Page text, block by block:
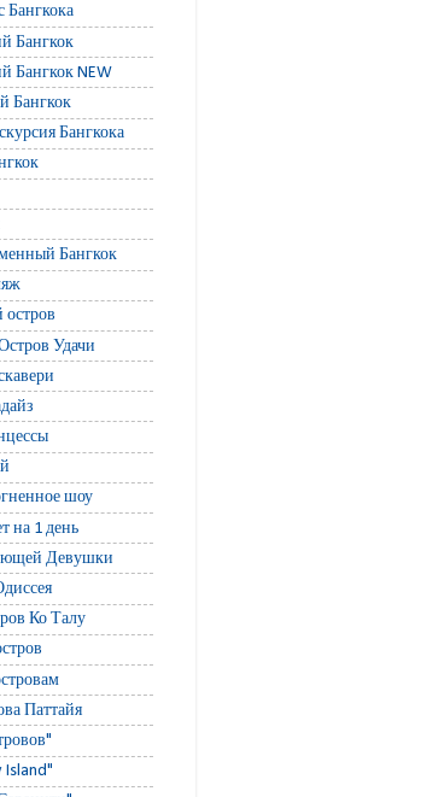
Бангкока
Бангкок
Бангкок NEW
Бангкок
Бангкока
Бангкок
Удачи
шоу
на 1 день
Девушки
Ко Талу
Паттайя
Island"